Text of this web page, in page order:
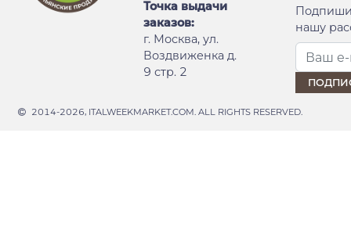
Точка выдачи
заказов:
г. Москва, ул.
Воздвиженка д.
9 стр. 2
нашу
2014-2026, ITALWEEKMARKET.COM. ALL RIGHTS RESERVED.